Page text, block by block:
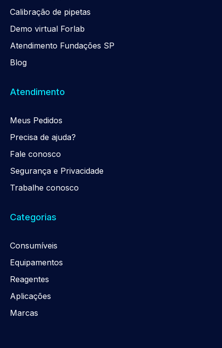
Calibração de pipetas
Demo virtual Forlab
Atendimento Fundações SP
Blog
Atendimento
Meus Pedidos
Precisa de ajuda?
Fale conosco
Segurança e Privacidade
Trabalhe conosco
Categorias
Consumíveis
Equipamentos
Reagentes
Aplicações
Marcas